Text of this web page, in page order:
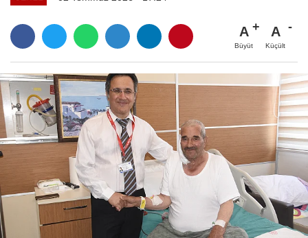
A
Büyüt
A
Küçült